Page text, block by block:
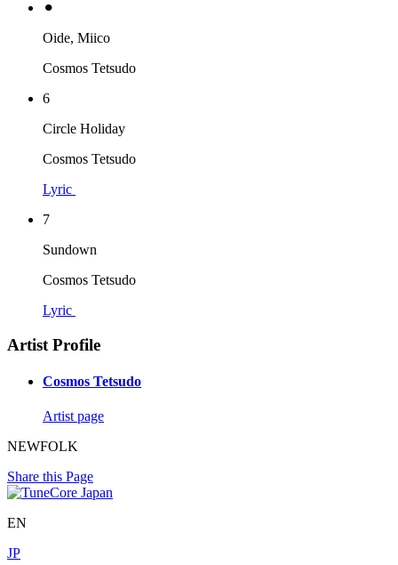
⚫︎
Oide, Miico
Cosmos Tetsudo
6
Circle Holiday
Cosmos Tetsudo
Lyric
7
Sundown
Cosmos Tetsudo
Lyric
Artist Profile
Cosmos Tetsudo
Artist page
NEWFOLK
Share this Page
EN
JP